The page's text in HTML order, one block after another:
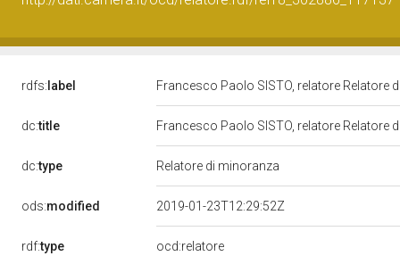
rdfs: label Francesco Paolo SISTO, relatore Relatore
dc:title Francesco Paolo SISTO, relatore Relatore
dc:type Relatore di minoranza
ods:modified 2019-01-23T12:29:52Z
rdf:type
ocd:relatore